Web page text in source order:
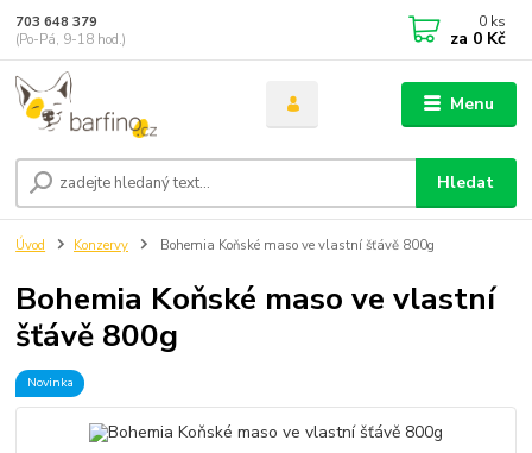
Menu
Hledat
703 648 379
(Po-Pá, 9-18 hod.)
0 ks
za 0 Kč
Úvod Konzervy Bohemia Koňské maso ve vlastní šťávě 800g
Bohemia Koňské maso ve vlastní
šťávě 800g
Novinka